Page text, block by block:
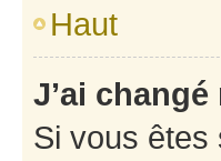
Haut
J’ai
Si vous êtes